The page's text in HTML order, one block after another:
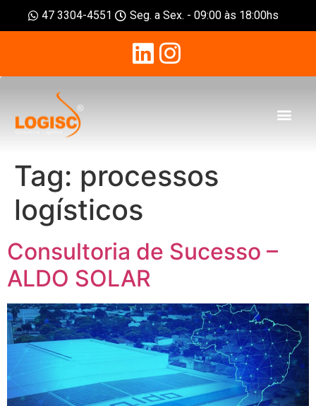
47 3304-4551 Seg. a Sex. - 09:00 às 18:00hs
Tag: processos
logísticos
Consultoria de Sucesso –
ALDO SOLAR